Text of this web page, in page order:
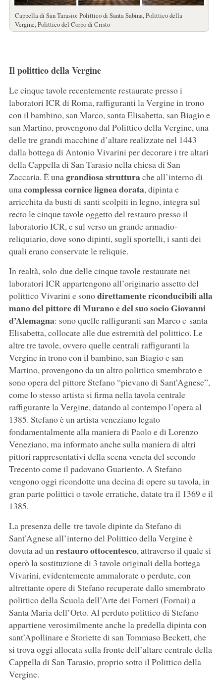
Cappella di San Tarasio: Polittico di Santa Sabina, Polittico della
Vergine, Polittico del Corpo di Cristo
Il polittico della Vergine
Le cinque tavole recentemente restaurate presso i
laboratori ICR di Roma, raffiguranti la Vergine in trono
con il bambino, san Marco, santa Elisabetta, san Biagio e
san Martino, provengono dal Polittico della Vergine, una
delle tre grandi macchine d’altare realizzate nel 1443
dalla bottega di Antonio Vivarini per decorare i tre altari
della Cappella di San Tarasio nella chiesa di San
Zaccaria. È unagrandiosa strutturache all’interno di
unacomplessa cornice lignea dorata, dipinta e
arricchita da busti di santi scolpiti in legno, integra sul
recto le cinque tavole oggetto del restauro presso il
laboratorio ICR, e sul verso un grande armadio-
reliquiario, dove sono dipinti, sugli sportelli, i santi dei
quali erano conservate le reliquie.
In realtà, solo due delle cinque tavole restaurate nei
laboratori ICR appartengono all’originario assetto del
polittico Vivarini e sonodirettamente riconducibili alla
mano del pittore di Murano e del suo socio Giovanni
d’Alemagna: sono quelle raffiguranti san Marco e santa
Elisabetta, collocate alle due estremità del polittico. Le
altre tre tavole, ovvero quelle centrali raffiguranti la
Vergine in trono con il bambino, san Biagio e san
Martino, provengono da un altro polittico smembrato e
sono opera del pittore Stefano “pievano di Sant’Agnese”,
come lo stesso artista si firma nella tavola centrale
raffigurante la Vergine, datando al contempo l’opera al
1385. Stefano è un artista veneziano legato
fondamentalmente alla maniera di Paolo e di Lorenzo
Veneziano, ma informato anche sulla maniera di altri
pittori rappresentativi della scena veneta del secondo
Trecento come il padovano Guariento. A Stefano
vengono oggi ricondotte una decina di opere su tavola, in
gran parte polittici o tavole erratiche, datate tra il 1369 e il
1385.
La presenza delle tre tavole dipinte da Stefano di
Sant’Agnese all’interno del Polittico della Vergine è
dovuta ad unrestauro ottocentesco, attraverso il quale si
operò la sostituzione di 3 tavole originali della bottega
Vivarini, evidentemente ammalorate o perdute, con
altrettante opere di Stefano recuperate dallo smembrato
polittico della Scuola dell’Arte dei Forneri (Fornai) a
Santa Maria dell’Orto. Al perduto polittico di Stefano
appartiene verosimilmente anche la predella dipinta con
sant’Apollinare e Storiette di san Tommaso Beckett, che
si trova oggi allocata sulla fronte dell’altare centrale della
Cappella di San Tarasio, proprio sotto il Polittico della
Vergine.